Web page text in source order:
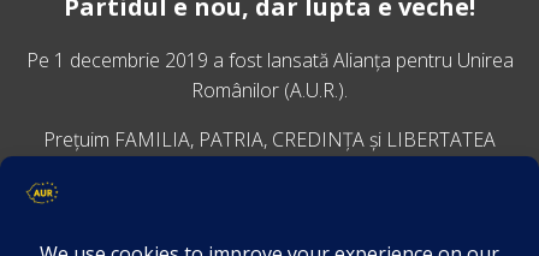
Partidul e nou, dar lupta e veche!
Pe 1 decembrie 2019 a fost lansatăAlianța pentru Unirea
Românilor (A.U.R.).
Prețuim FAMILIA, PATRIA, CREDINȚA și LIBERTATEA